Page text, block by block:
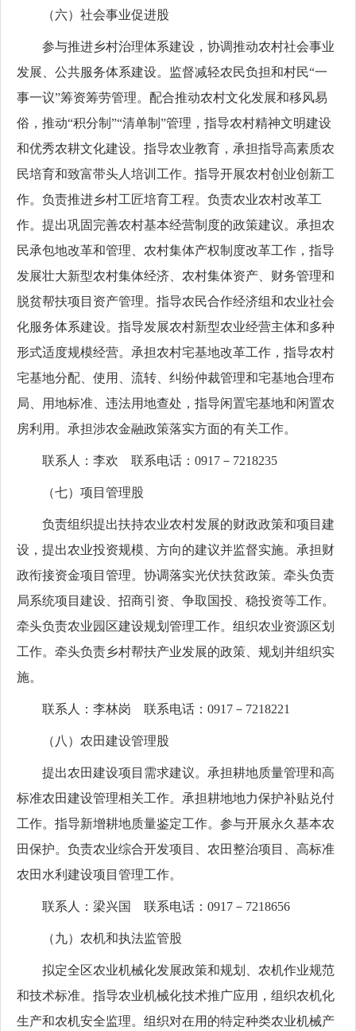
（六）社会事业促进股
参与推进乡村治理体系建设，协调推动农村社会事业
发展、公共服务体系建设。监督减轻农民负担和村民“一
事一议”筹资筹劳管理。配合推动农村文化发展和移风易
俗，推动“积分制”“清单制”管理，指导农村精神文明建设
和优秀农耕文化建设。指导农业教育，承担指导高素质农
民培育和致富带头人培训工作。指导开展农村创业创新工
作。负责推进乡村工匠培育工程。负责农业农村改革工
作。提出巩固完善农村基本经营制度的政策建议。承担农
民承包地改革和管理、农村集体产权制度改革工作，指导
发展壮大新型农村集体经济、农村集体资产、财务管理和
脱贫帮扶项目资产管理。指导农民合作经济组和农业社会
化服务体系建设。指导发展农村新型农业经营主体和多种
形式适度规模经营。承担农村宅基地改革工作，指导农村
宅基地分配、使用、流转、纠纷仲裁管理和宅基地合理布
局、用地标准、违法用地查处，指导闲置宅基地和闲置农
房利用。承担涉农金融政策落实方面的有关工作。
联系人：李欢 联系电话：0917－7218235
（七）项目管理股
负责组织提出扶持农业农村发展的财政政策和项目建
设，提出农业投资规模、方向的建议并监督实施。承担财
政衔接资金项目管理。协调落实光伏扶贫政策。牵头负责
局系统项目建设、招商引资、争取国投、稳投资等工作。
牵头负责农业园区建设规划管理工作。组织农业资源区划
工作。牵头负责乡村帮扶产业发展的政策、规划并组织实
施。
联系人：李林岗 联系电话：0917－7218221
（八）农田建设管理股
提出农田建设项目需求建议。承担耕地质量管理和高
标准农田建设管理相关工作。承担耕地地力保护补贴兑付
工作。指导新增耕地质量鉴定工作。参与开展永久基本农
田保护。负责农业综合开发项目、农田整治项目、高标准
农田水利建设项目管理工作。
联系人：梁兴国 联系电话：0917－7218656
（九）农机和执法监管股
拟定全区农业机械化发展政策和规划、农机作业规范
和技术标准。指导农业机械化技术推广应用，组织农机化
生产和农机安全监理。组织对在用的特定种类农业机械产